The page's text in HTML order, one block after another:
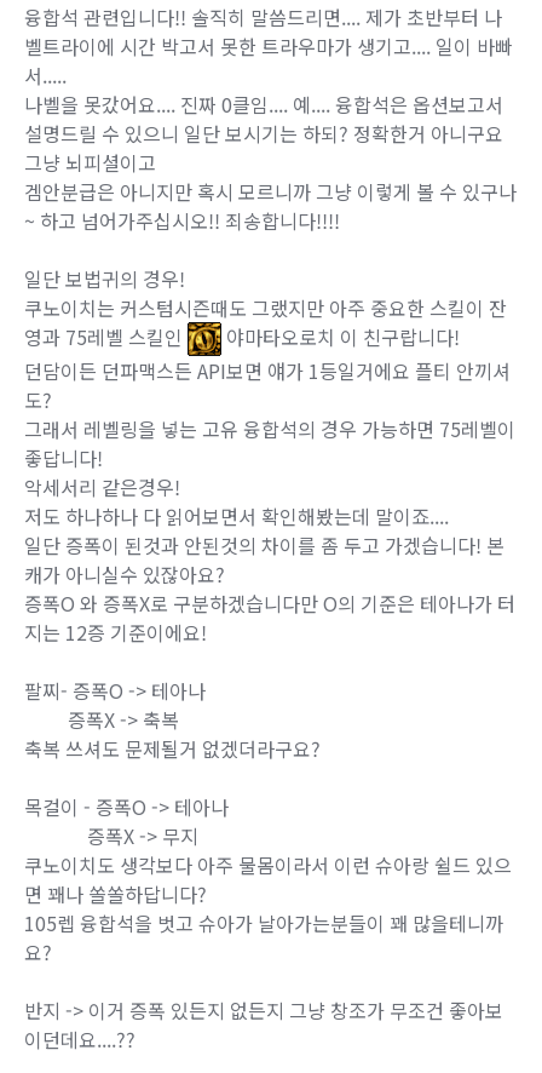
융합석 관련입니다!! 솔직히 말씀드리면.... 제가 초반부터 나
벨트라이에 시간 박고서 못한 트라우마가 생기고.... 일이 바빠
서.....
나벨을 못갔어요.... 진짜 0클임.... 예.... 융합석은 옵션보고서
설명드릴 수 있으니 일단 보시기는 하되? 정확한거 아니구요
그냥 뇌피셜이고
겜안분급은 아니지만 혹시 모르니까 그냥 이렇게 볼 수 있구나
~ 하고 넘어가주십시오!! 죄송합니다!!!!
일단 보법귀의 경우!
쿠노이치는 커스텀시즌때도 그랬지만 아주 중요한 스킬이 잔
영과 75레벨 스킬인
야마타오로치 이 친구랍니다!
던담이든 던파맥스든 API보면 얘가 1등일거에요 플티 안끼셔
도?
그래서 레벨링을 넣는 고유 융합석의 경우 가능하면 75레벨이
좋답니다!
악세서리 같은경우!
저도 하나하나 다 읽어보면서 확인해봤는데 말이죠....
일단 증폭이 된것과 안된것의 차이를 좀 두고 가겠습니다! 본
캐가 아니실수 있잖아요?
증폭O 와 증폭X로 구분하겠습니다만 O의 기준은 테아나가 터
지는 12증 기준이에요!
팔찌- 증폭O -> 테아나
증폭X -> 축복
축복 쓰셔도 문제될거 없겠더라구요?
목걸이 - 증폭O -> 테아나
증폭X -> 무지
쿠노이치도 생각보다 아주 물몸이라서 이런 슈아랑 쉴드 있으
면 꽤나 쏠쏠하답니다?
105렙 융합석을 벗고 슈아가 날아가는분들이 꽤 많을테니까
요?
반지 -> 이거 증폭 있든지 없든지 그냥 창조가 무조건 좋아보
이던데요....??